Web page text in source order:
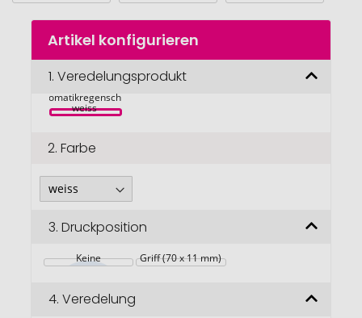
Zum
Anfang
Bildgalerie
Artikel konfigurieren
1. Veredelungsprodukt
Kate durchsichtiger
Automatikregenschirm
weiss
2. Farbe
3. Druckposition
Keine Griff (70 x 11 mm)
4. Veredelung